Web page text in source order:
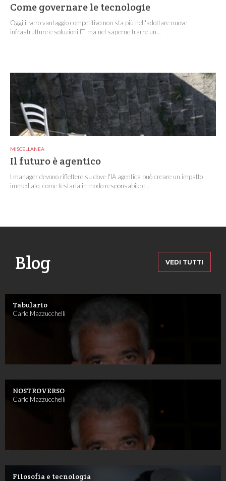
Come governare le tecnologie
Oggi il vero vantaggio competitivo non sta più nell'adottare nuove
infrastrutture e soluzioni IT, ma nel saperne trarre un...
MISCELLANEA
Il futuro è agentico
I manager devono riflettere su dove l'IA agentica può creare un impatto
immediato, come testarla in modo responsabile e...
Blog VEDI TUTTI
Tabulario
Carlo Mazzucchelli
NOSTROVERSO
Carlo Mazzucchelli
Filosofia e tecnologia